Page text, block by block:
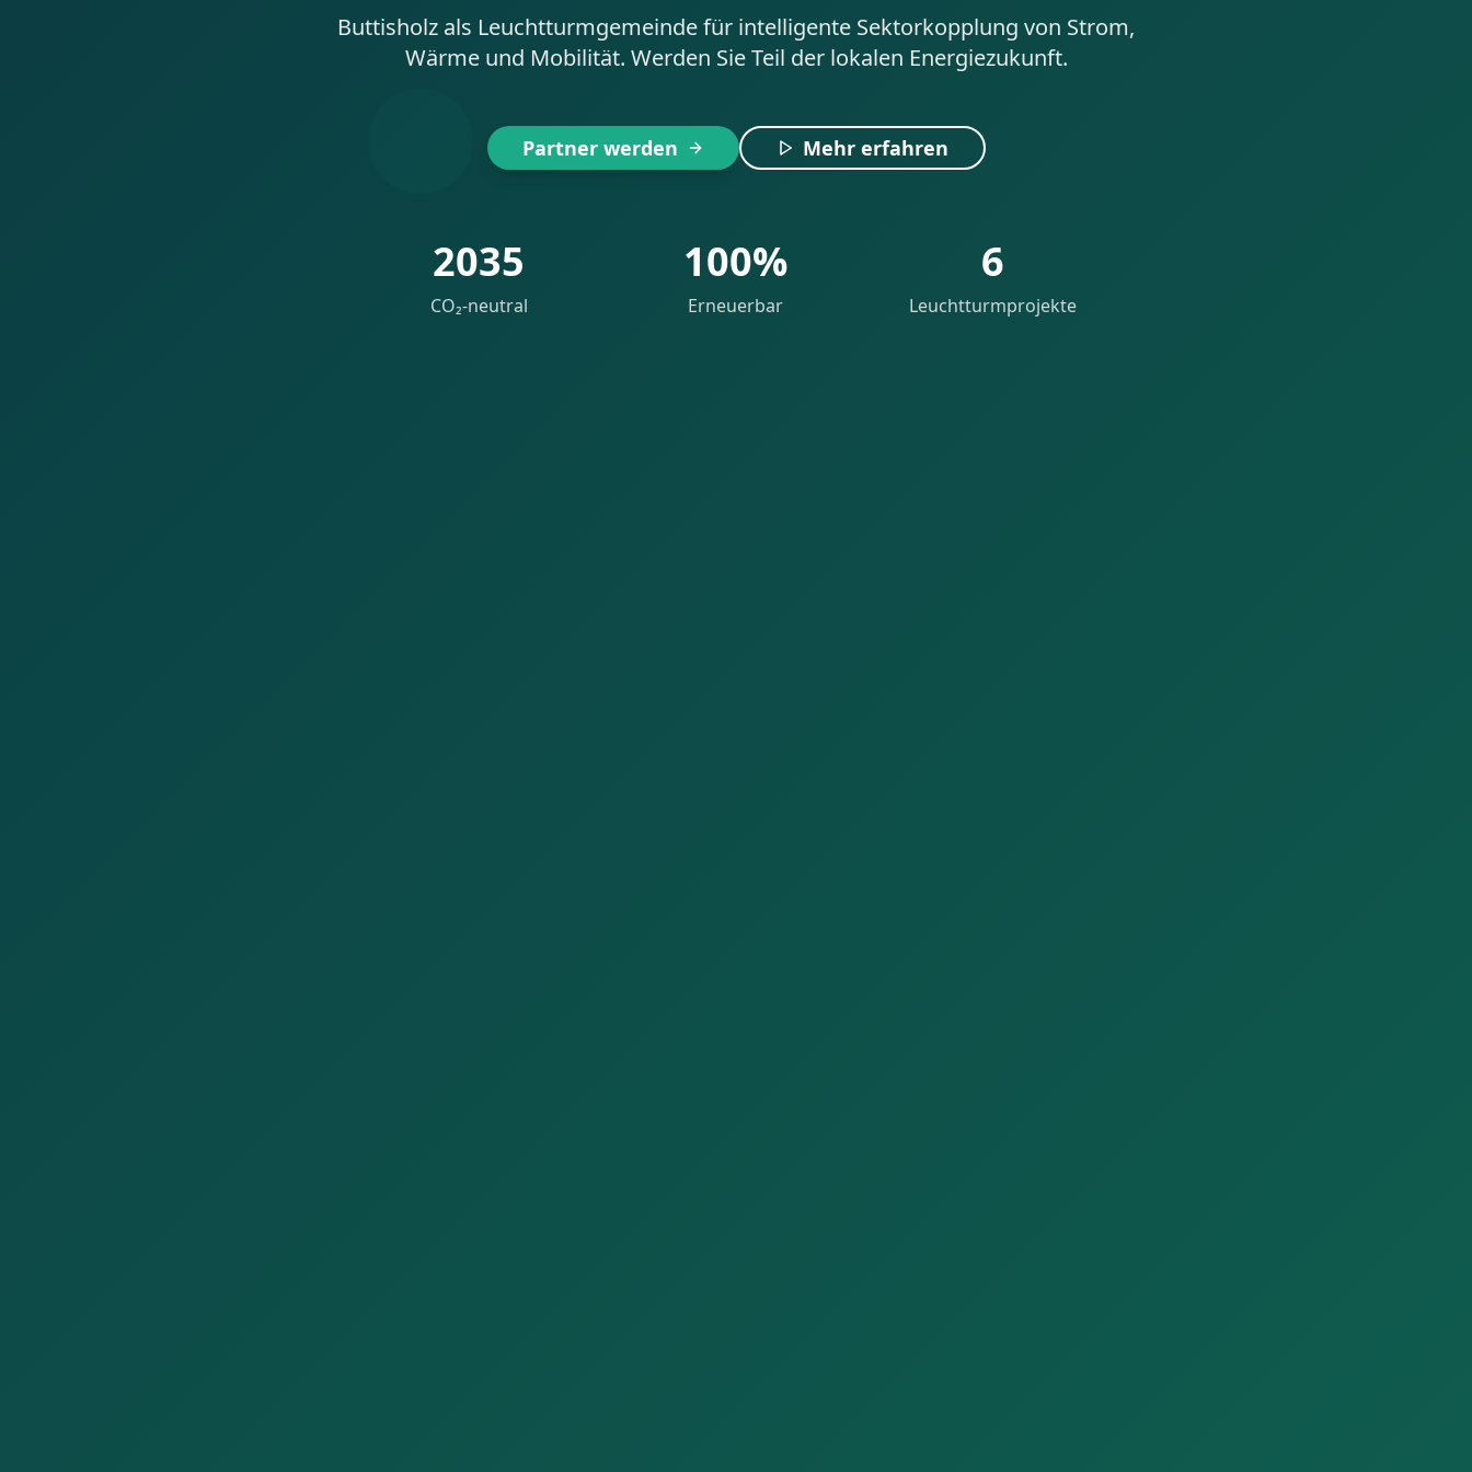
Buttisholz als Leuchtturmgemeinde für intelligente Sektorkopplung von Strom,
Wärme und Mobilität. Werden Sie Teil der lokalen Energiezukunft.
Partner werden Mehr erfahren
2035
CO₂-neutral
100%
Erneuerbar
6
Leuchtturmprojekte